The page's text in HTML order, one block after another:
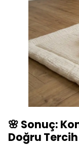
🌸 Sonuç:
Doğru Tercih